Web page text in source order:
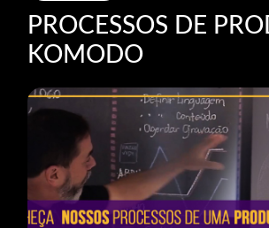
contentPROCESSOS DE
KOMODO